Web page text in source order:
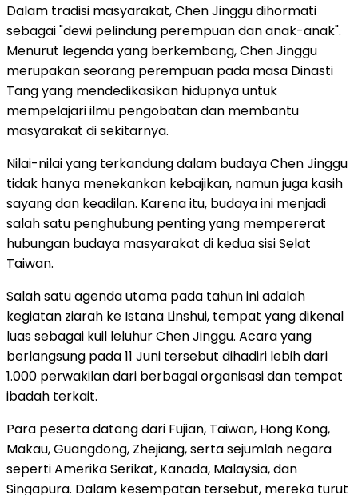
Dalam tradisi masyarakat, Chen Jinggu dihormati
sebagai "dewi pelindung perempuan dan anak-anak".
Menurut legenda yang berkembang, Chen Jinggu
merupakan seorang perempuan pada masa Dinasti
Tang yang mendedikasikan hidupnya untuk
mempelajari ilmu pengobatan dan membantu
masyarakat di sekitarnya.
Nilai-nilai yang terkandung dalam budaya Chen Jinggu
tidak hanya menekankan kebajikan, namun juga kasih
sayang dan keadilan. Karena itu, budaya ini menjadi
salah satu penghubung penting yang mempererat
hubungan budaya masyarakat di kedua sisi Selat
Taiwan.
Salah satu agenda utama pada tahun ini adalah
kegiatan ziarah ke Istana Linshui, tempat yang dikenal
luas sebagai kuil leluhur Chen Jinggu. Acara yang
berlangsung pada 11 Juni tersebut dihadiri lebih dari
1.000 perwakilan dari berbagai organisasi dan tempat
ibadah terkait.
Para peserta datang dari Fujian, Taiwan, Hong Kong,
Makau, Guangdong, Zhejiang, serta sejumlah negara
seperti Amerika Serikat, Kanada, Malaysia, dan
Singapura. Dalam kesempatan tersebut, mereka turut